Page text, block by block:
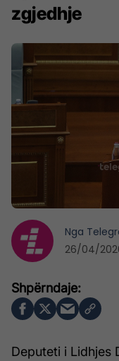
zgjedhje
Deputeti i Lidhjes
Nga
26/04/